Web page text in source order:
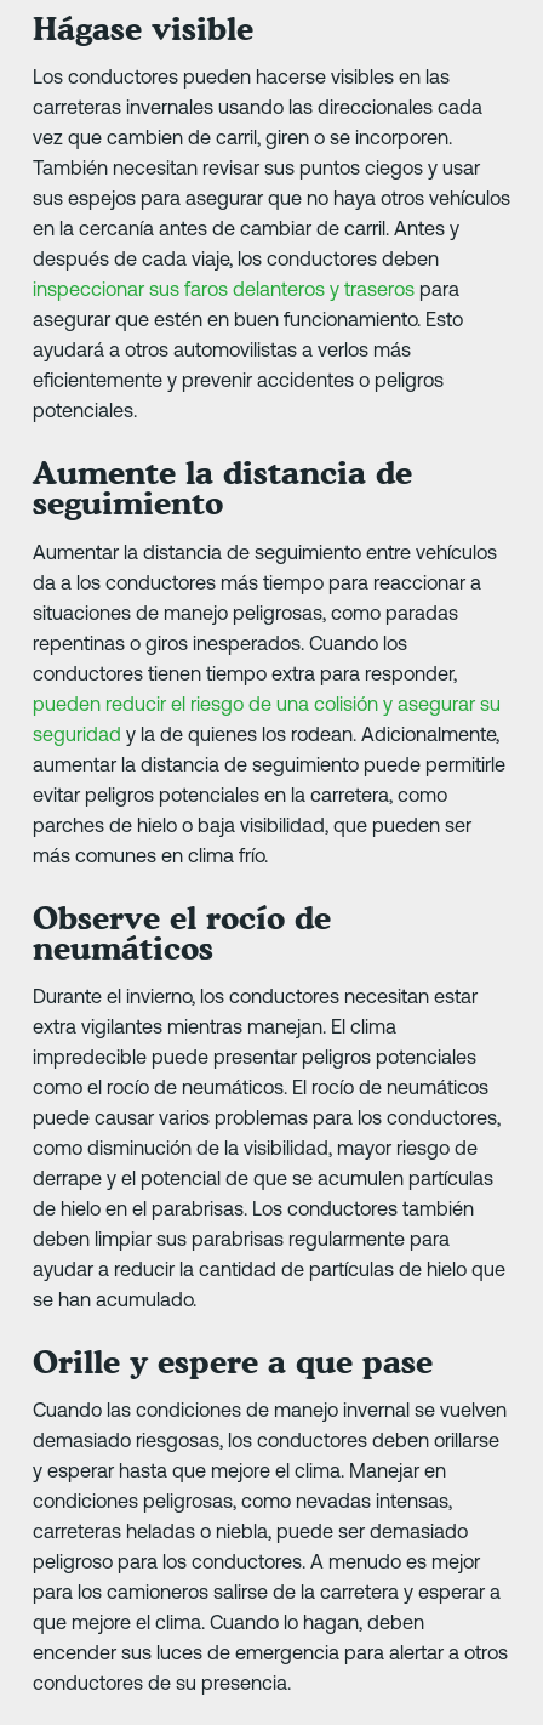
Hágase visible
Los conductores pueden hacerse visibles en las
carreteras invernales usando las direccionales cada
vez que cambien de carril, giren o se incorporen.
También necesitan revisar sus puntos ciegos y usar
sus espejos para asegurar que no haya otros vehículos
en la cercanía antes de cambiar de carril. Antes y
después de cada viaje, los conductores deben
inspeccionar sus faros delanteros y traserospara
asegurar que estén en buen funcionamiento. Esto
ayudará a otros automovilistas a verlos más
eficientemente y prevenir accidentes o peligros
potenciales.
Aumente la distancia de
seguimiento
Aumentar la distancia de seguimiento entre vehículos
da a los conductores más tiempo para reaccionar a
situaciones de manejo peligrosas, como paradas
repentinas o giros inesperados. Cuando los
conductores tienen tiempo extra para responder,
pueden reducir el riesgo de una colisión y asegurar su
seguridad y la de quienes los rodean. Adicionalmente,
aumentar la distancia de seguimiento puede permitirle
evitar peligros potenciales en la carretera, como
parches de hielo o baja visibilidad, que pueden ser
más comunes en clima frío.
Observe el rocío de
neumáticos
Durante el invierno, los conductores necesitan estar
extra vigilantes mientras manejan. El clima
impredecible puede presentar peligros potenciales
como el rocío de neumáticos. El rocío de neumáticos
puede causar varios problemas para los conductores,
como disminución de la visibilidad, mayor riesgo de
derrape y el potencial de que se acumulen partículas
de hielo en el parabrisas. Los conductores también
deben limpiar sus parabrisas regularmente para
ayudar a reducir la cantidad de partículas de hielo que
se han acumulado.
Orille y espere a que pase
Cuando las condiciones de manejo invernal se vuelven
demasiado riesgosas, los conductores deben orillarse
y esperar hasta que mejore el clima. Manejar en
condiciones peligrosas, como nevadas intensas,
carreteras heladas o niebla, puede ser demasiado
peligroso para los conductores. A menudo es mejor
para los camioneros salirse de la carretera y esperar a
que mejore el clima. Cuando lo hagan, deben
encender sus luces de emergencia para alertar a otros
conductores de su presencia.